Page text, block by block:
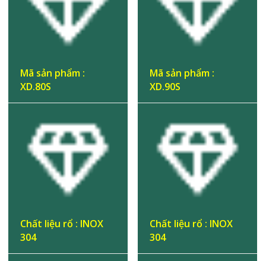
Mã sản phẩm :
XD.80S
Chất liệu rổ : INOX
304
Mã sản phẩm :
XD.90S
Chất liệu rổ : INOX
304